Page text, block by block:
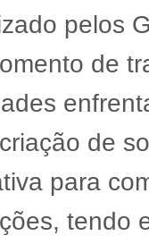
pelos
de
de
para
tendo